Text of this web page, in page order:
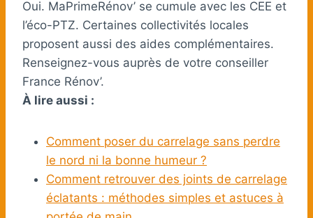
Oui. MaPrimeRénov’ se cumule avec les CEE et
l’éco-PTZ. Certaines collectivités locales
proposent aussi des aides complémentaires.
Renseignez-vous auprès de votre conseiller
France Rénov’.
À lire aussi :
Comment poser du carrelage sans perdre
le nord ni la bonne humeur ?
Comment retrouver des joints de carrelage
éclatants : méthodes simples et astuces à